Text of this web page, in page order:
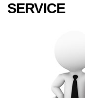
SERVICE